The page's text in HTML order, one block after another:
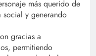
más querido de
social y generando
gracias a
permitiendo